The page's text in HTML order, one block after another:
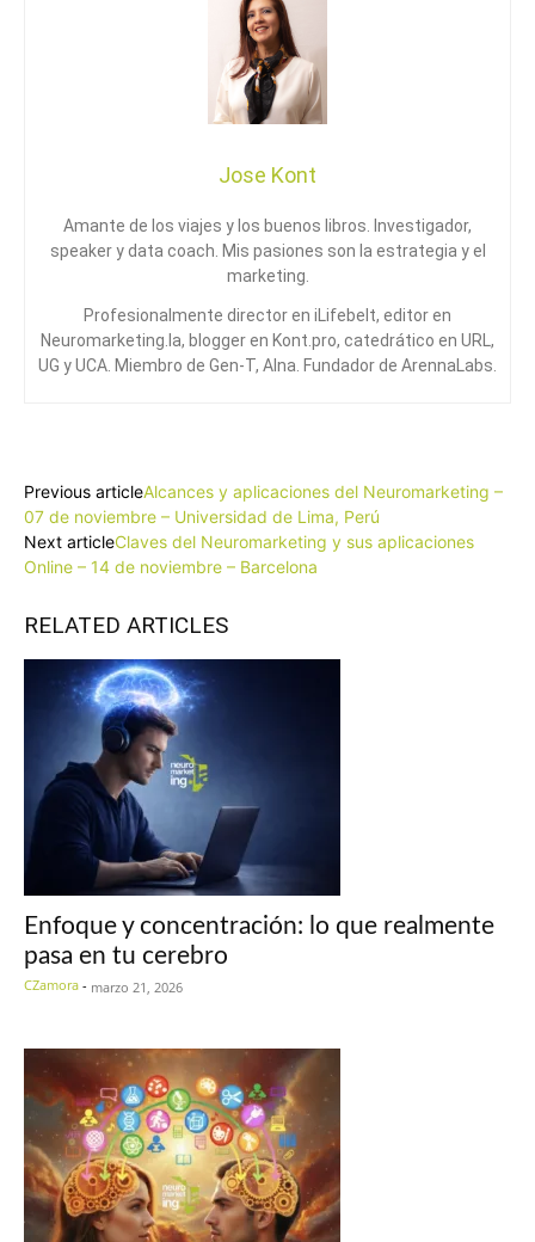
Jose Kont
Amante de los viajes y los buenos libros. Investigador,
speaker y data coach. Mis pasiones son la estrategia y el
marketing.
Profesionalmente director en iLifebelt, editor en
Neuromarketing.la, blogger en Kont.pro, catedrático en URL,
UG y UCA. Miembro de Gen-T, Alna. Fundador de ArennaLabs.
Previous articleAlcances y aplicaciones del Neuromarketing –
07 de noviembre – Universidad de Lima, Perú
Next articleClaves del Neuromarketing y sus aplicaciones
Online – 14 de noviembre – Barcelona
RELATED ARTICLES
Enfoque y concentración: lo que realmente
pasa en tu cerebro
CZamora - marzo 21, 2026